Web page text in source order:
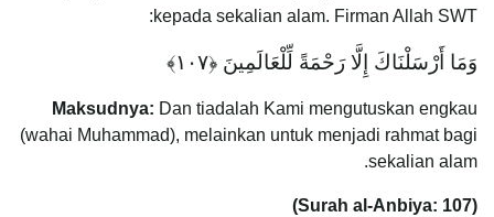
kepada sekalian alam. Firman Allah SWT:
وَمَا أَرْسَلْنَاكَ إِلَّا رَحْمَةً لِّلْعَالَمِينَ ‎﴿١٠٧﴾
Maksudnya: Dan tiadalah Kami mengutuskan engkau
(wahai Muhammad), melainkan untuk menjadi rahmat bagi
sekalian alam.
(Surah al-Anbiya: 107)